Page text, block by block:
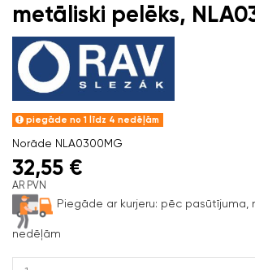
metāliski pelēks,
piegāde no 1 līdz 4 nedēļām
Norāde NLA0300MG
32,55 €
AR PVN
Piegāde ar kurjeru: pēc pasūtījuma,
nedēļām